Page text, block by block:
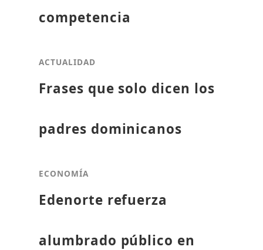
competencia
ACTUALIDAD
Frases que solo dicen los
padres dominicanos
ECONOMÍA
Edenorte refuerza
alumbrado público en